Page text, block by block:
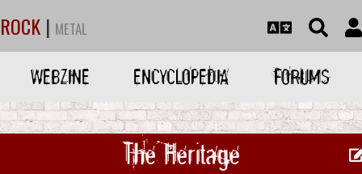
ROCK | METAL
WEBZINE ENCYCLOPEDIA FORUMS
The Heritage